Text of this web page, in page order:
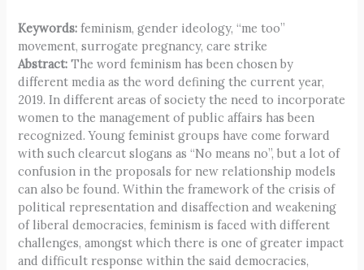
Keywords:feminism, gender ideology, “me too”
movement, surrogate pregnancy, care strike
Abstract:The word feminism has been chosen by
different media as the word defining the current year,
2019. In different areas of society the need to incorporate
women to the management of public affairs has been
recognized. Young feminist groups have come forward
with such clearcut slogans as “No means no”, but a lot of
confusion in the proposals for new relationship models
can also be found. Within the framework of the crisis of
political representation and disaffection and weakening
of liberal democracies, feminism is faced with different
challenges, amongst which there is one of greater impact
and difficult response within the said democracies,